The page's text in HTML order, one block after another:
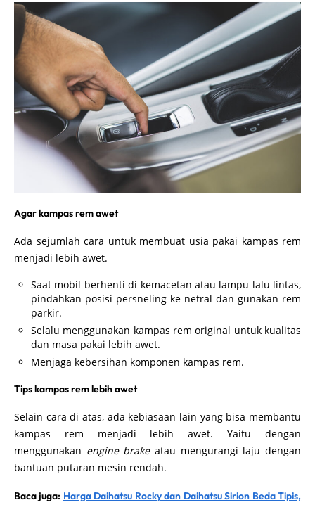
Agar kampas rem awet
Ada sejumlah cara untuk membuat usia pakai kampas rem
menjadi lebih awet.
Saat mobil berhenti di kemacetan atau lampu lalu lintas,
pindahkan posisi persneling ke netral dan gunakan rem
parkir.
Selalu menggunakan kampas rem original untuk kualitas
dan masa pakai lebih awet.
Menjaga kebersihan komponen kampas rem.
Tips kampas rem lebih awet
Selain cara di atas, ada kebiasaan lain yang bisa membantu
kampas rem menjadi lebih awet. Yaitu dengan
menggunakan engine brakeatau mengurangi laju dengan
bantuan putaran mesin rendah.
Baca juga: Harga Daihatsu Rocky dan Daihatsu Sirion Beda Tipis,